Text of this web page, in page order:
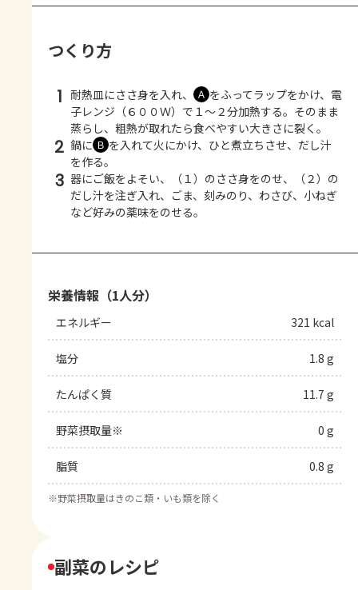
つくり方
1 耐熱皿にささ身を入れ、 Ａ をふってラップをかけ、電
子レンジ（６００Ｗ）で１～２分加熱する。そのまま
蒸らし、粗熱が取れたら食べやすい大きさに裂く。
2 鍋に Ｂ を入れて火にかけ、ひと煮立ちさせ、だし汁
を作る。
3 器にご飯をよそい、（１）のささ身をのせ、（２）の
だし汁を注ぎ入れ、ごま、刻みのり、わさび、小ねぎ
など好みの薬味をのせる。
栄養情報（1人分）
エネルギー 321 kcal
塩分 1.8 g
たんぱく質 11.7 g
野菜摂取量※ 0 g
脂質 0.8 g
※野菜摂取量はきのこ類・いも類を除く
副菜のレシピ